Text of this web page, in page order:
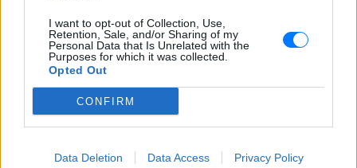
I want to opt-out of Collection, Use,
Retention, Sale, and/or Sharing of my
Personal Data that Is Unrelated with the
Purposes for which it was collected.
Opted Out
CONFIRM
Data Deletion Data Access Privacy Policy